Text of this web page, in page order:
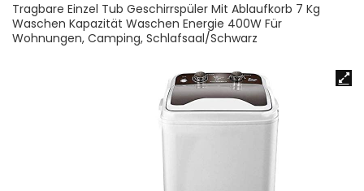
Tragbare Einzel Tub Geschirrspüler Mit Ablaufkorb 7 Kg
Waschen Kapazität Waschen Energie 400W Für
Wohnungen, Camping, Schlafsaal/Schwarz